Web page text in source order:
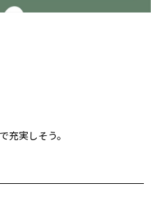
充実しそう。